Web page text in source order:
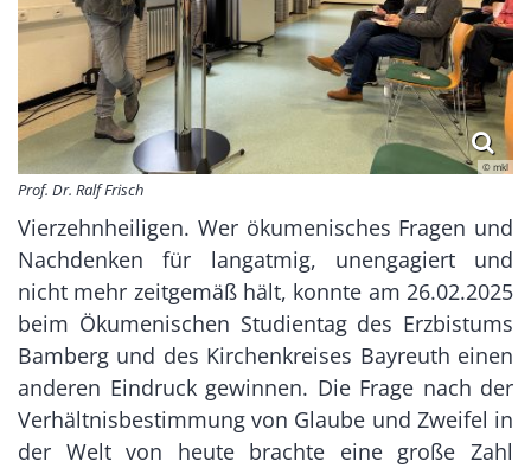
© mkl
Prof. Dr. Ralf Frisch
Vierzehnheiligen. Wer ökumenisches Fragen und
Nachdenken für langatmig, unengagiert und
nicht mehr zeitgemäß hält, konnte am 26.02.2025
beim Ökumenischen Studientag des Erzbistums
Bamberg und des Kirchenkreises Bayreuth einen
anderen Eindruck gewinnen. Die Frage nach der
Verhältnisbestimmung von Glaube und Zweifel in
der Welt von heute brachte eine große Zahl